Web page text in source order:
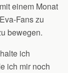
einem Monat
Fans zu
bewegen.
ich
ich mir noch